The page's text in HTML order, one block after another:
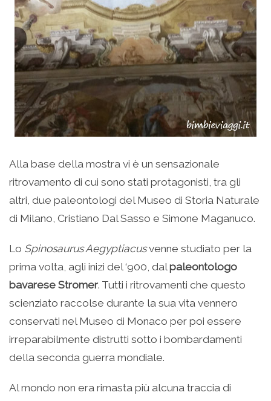
Alla base della mostra vi è un sensazionale
ritrovamento di cui sono stati protagonisti, tra gli
altri, due paleontologi del Museo di Storia Naturale
di Milano, Cristiano Dal Sasso e Simone Maganuco.
Lo Spinosaurus Aegyptiacusvenne studiato per la
prima volta, agli inizi del ‘900, dalpaleontologo
bavarese Stromer. Tutti i ritrovamenti che questo
scienziato raccolse durante la sua vita vennero
conservati nel Museo di Monaco per poi essere
irreparabilmente distrutti sotto i bombardamenti
della seconda guerra mondiale.
Al mondo non era rimasta più alcuna traccia di